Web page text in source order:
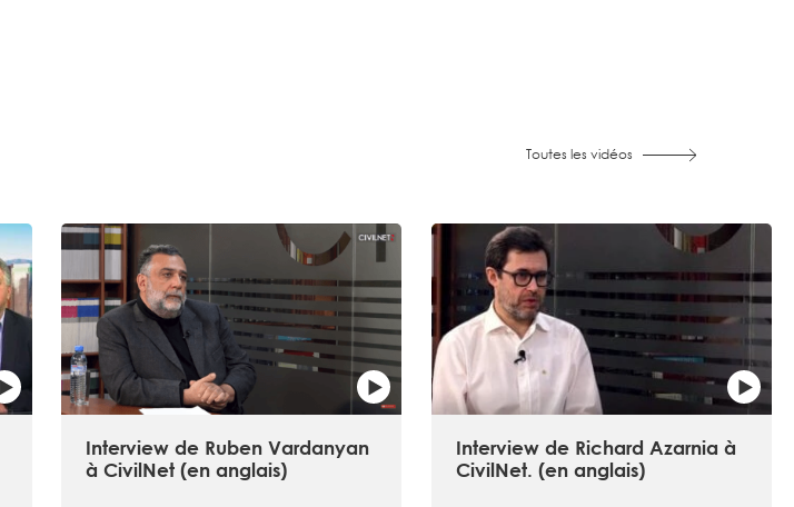
Toutes les vidéos
Interview de Ruben Vardanyan
à CivilNet (en anglais)
Interview de Richard Azarnia à
CivilNet. (en anglais)